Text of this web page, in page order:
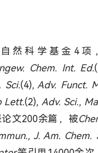
然科学基金4项
Chem. Int. Ed.
Sci.(4), Adv. Funct.
Lett.(2), Adv. Sci.,
文200余篇，被
J. Am. Chem.